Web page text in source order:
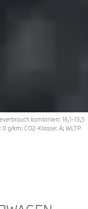
kombiniert: 16,1–13,5
g/km; CO2-Klasse: A; WLTP